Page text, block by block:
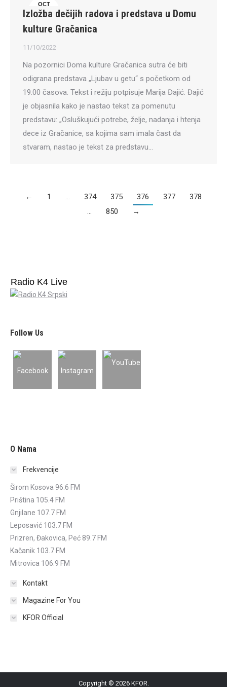
OCT
11
Izložba dečijih radova i predstava u Domu
kulture Gračanica
11/10/2022
Na pozornici Doma kulture Gračanica sutra će biti
odigrana predstava „Ljubav u getu“ s početkom od
19.00 časova. Tekst i režiju potpisuje Marija Đajić. Đajić
je objasnila kako je nastao tekst za pomenutu
predstavu: „Osluškujući potrebe, želje, nadanja i htenja
dece iz Gračanice, sa kojima sam imala čast da
stvaram, nastao je tekst za predstavu…
← 1 … 374 375 376 377
378
…
850 →
Radio K4 Live
Follow Us
O Nama
Frekvencije
Širom Kosova 96.6 FM
Priština 105.4 FM
Gnjilane 107.7 FM
Leposavić 103.7 FM
Prizren, Đakovica, Peć 89.7 FM
Kačanik 103.7 FM
Mitrovica 106.9 FM
Kontakt
Magazine For You
KFOR Official
Copyright © 2026 KFOR.